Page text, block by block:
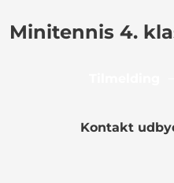
Minitennis 4.
Kontakt